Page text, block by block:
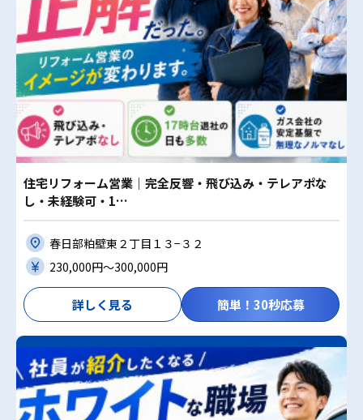
住宅リフォーム営業｜完全反響・飛び込み・テレアポな
し・未経験可・1…
春日部粕壁東２丁目１３−３２
230,000円〜300,000円
詳しく見る 簡単！30秒応募